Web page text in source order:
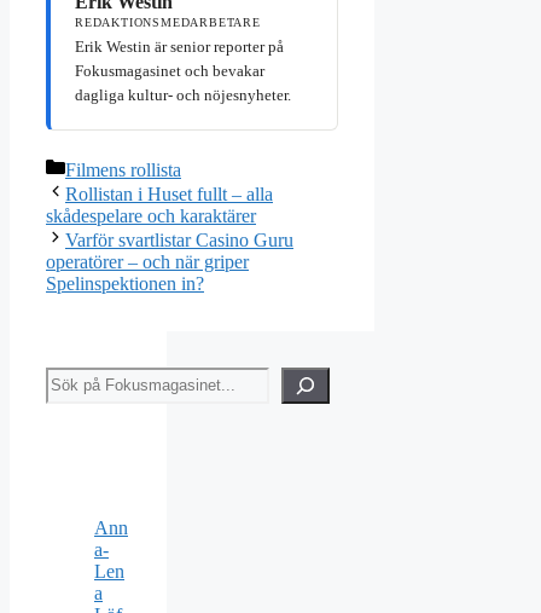
REDAKTIONSMEDARBETARE
Erik Westin är senior reporter på
Fokusmagasinet och bevakar
dagliga kultur- och nöjesnyheter.
Kategorier
Filmens rollista
Rollistan i Huset fullt – alla
skådespelare och karaktärer
Varför svartlistar Casino Guru
operatörer – och när griper
Spelinspektionen in?
Sök
Ann
a-
Len
a